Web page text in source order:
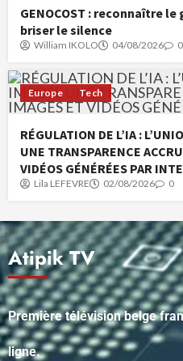
GENOCOST : reconnaître
briser le silence
William IKOLO 04/08/2026 0
Europe Tech
RÉGULATION DE L’IA :
UNE TRANSPARENCE
VIDÉOS GÉNÉRÉES PAR
Lila LEFEVRE 02/08/2026 0
Atipik TV
Première télévision belge
ligne.